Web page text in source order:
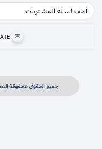
جميع الحقوق محفوظة